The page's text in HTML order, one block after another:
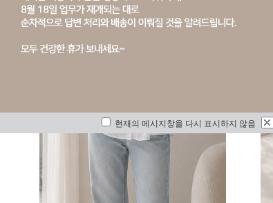
현재의 메시지창을 다시 표시하지 않음